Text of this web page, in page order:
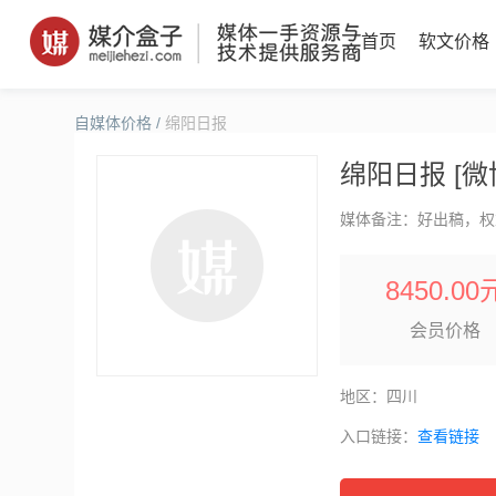
首页 软文价格
自媒体价格 / 绵阳日报
绵阳日报 [微
媒体备注：好出稿，
8450.00
会员价格
地区：四川
入口链接：查看链接